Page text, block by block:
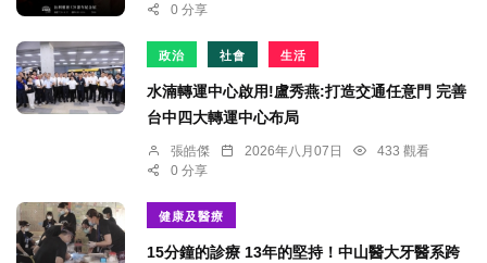
0 分享
政治 社會 生活
水湳轉運中心啟用!盧秀燕:打造交通任意門 完善
台中四大轉運中心布局
張皓傑 2026年八月07日
433 觀看
0 分享
健康及醫療
15分鐘的診療 13年的堅持！中山醫大牙醫系跨